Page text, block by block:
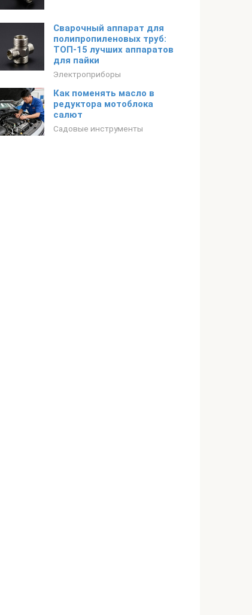
Сварочный аппарат для
полипропиленовых труб:
ТОП-15 лучших аппаратов
для пайки
Электроприборы
Как поменять масло в
редуктора мотоблока
салют
Садовые инструменты